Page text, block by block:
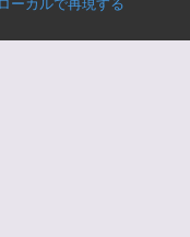
ーカルで再現する